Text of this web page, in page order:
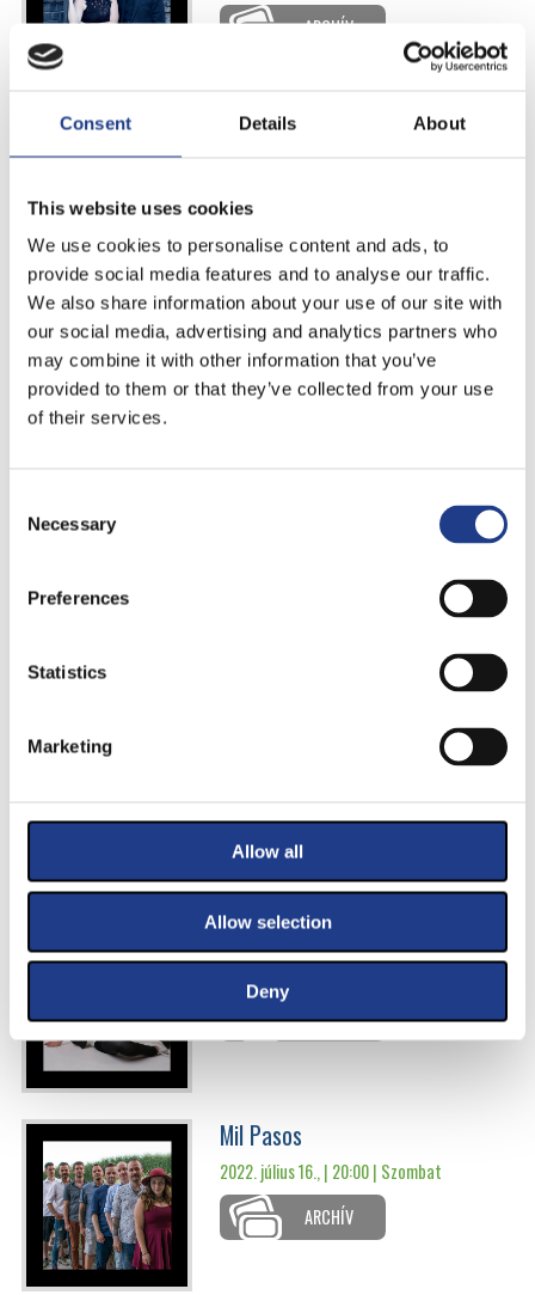
Consent Details About
This website uses cookies
We use cookies to personalise content and ads, to
provide social media features and to analyse our traffic.
We also share information about your use of our site with
our social media, advertising and analytics partners who
may combine it with other information that you’ve
provided to them or that they’ve collected from your use
of their services.
Necessary
Preferences
Statistics
Marketing
Allow all
Allow selection
Deny
ARCHÍV
M.C.S. Blues Band
2022. július 15., | 18:00 | Péntek
Stinky Bugs feat. CéAnne,
Hangácsi Márton, Méhes Adrián
Dimák Patrik
ARCHÍV
Mil Pasos
2022. július 16., | 20:00 | Szombat
ARCHÍV